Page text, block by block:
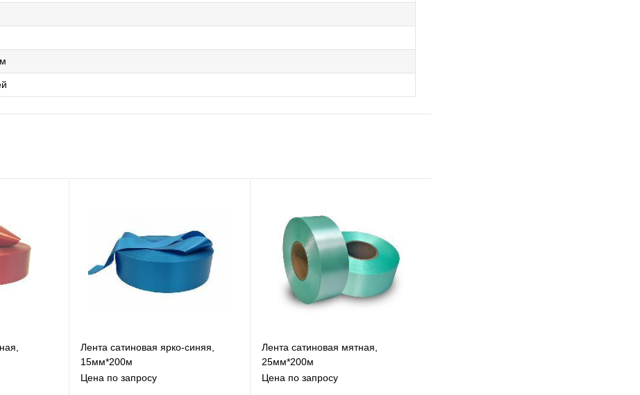
Лента сатиновая ярко-синяя,
15мм*200м
Цена по запросу
Лента сатиновая мятная,
25мм*200м
Цена по запросу